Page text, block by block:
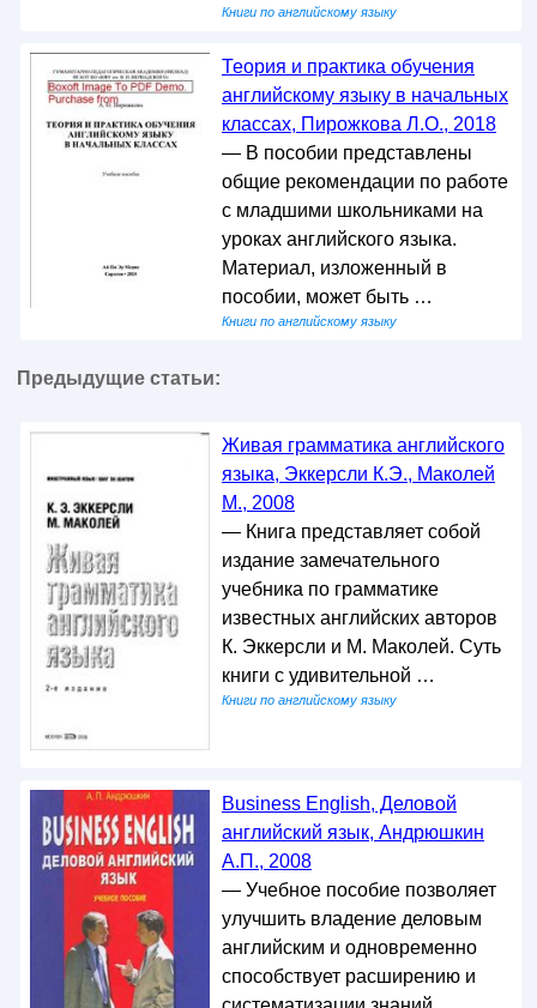
Книги по английскому языку
Теория и практика обучения
английскому языку в начальных
классах, Пирожкова Л.О., 2018
— В пособии представлены
общие рекомендации по работе
с младшими школьниками на
уроках английского языка.
Материал, изложенный в
пособии, может быть …
Книги по английскому языку
Предыдущие статьи:
Живая грамматика английского
языка, Эккерсли К.Э., Маколей
М., 2008
— Книга представляет собой
издание замечательного
учебника по грамматике
известных английских авторов
К. Эккерсли и М. Маколей. Суть
книги с удивительной …
Книги по английскому языку
Business English, Деловой
английский язык, Андрюшкин
А.П., 2008
— Учебное пособие позволяет
улучшить владение деловым
английским и одновременно
способствует расширению и